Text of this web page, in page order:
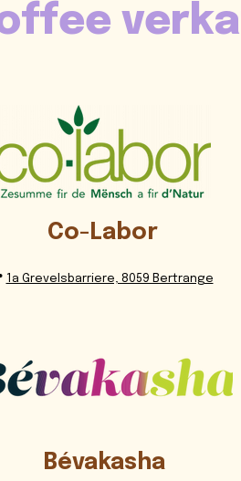
Co-Labor
1a Grevelsbarriere, 8059 Bertrange
Bévakasha